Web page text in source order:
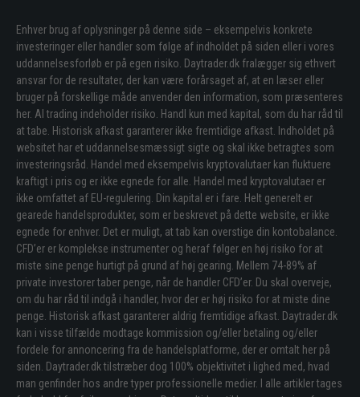
Enhver brug af oplysninger på denne side – eksempelvis konkrete
investeringer eller handler som følge af indholdet på siden eller i vores
uddannelsesforløb er på egen risiko. Daytrader.dk fralægger sig ethvert
ansvar for de resultater, der kan være forårsaget af, at en læser eller
bruger på forskellige måde anvender den information, som præsenteres
her. Al trading indeholder risiko. Handl kun med kapital, som du har råd til
at tabe. Historisk afkast garanterer ikke fremtidige afkast. Indholdet på
websitet har et uddannelsesmæssigt sigte og skal ikke betragtes som
investeringsråd. Handel med eksempelvis kryptovalutaer kan fluktuere
kraftigt i pris og er ikke egnede for alle. Handel med kryptovalutaer er
ikke omfattet af EU-regulering. Din kapital er i fare. Helt generelt er
gearede handelsprodukter, som er beskrevet på dette website, er ikke
egnede for enhver. Det er muligt, at tab kan overstige din kontobalance.
CFD’er er komplekse instrumenter og heraf følger en høj risiko for at
miste sine penge hurtigt på grund af høj gearing. Mellem 74-89% af
private investorer taber penge, når de handler CFD’er. Du skal overveje,
om du har råd til indgå i handler, hvor der er høj risiko for at miste dine
penge. Historisk afkast garanterer aldrig fremtidige afkast. Daytrader.dk
kan i visse tilfælde modtage kommission og/eller betaling og/eller
fordele for annoncering fra de handelsplatforme, der er omtalt her på
siden. Daytrader.dk tilstræber dog 100% objektivitet i lighed med, hvad
man genfinder hos andre typer professionelle medier. I alle artikler tages